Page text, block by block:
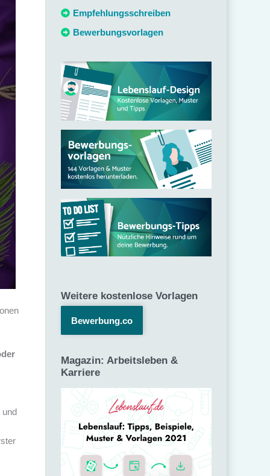
und
h
Empfehlungsschreiben
Bewerbungsvorlagen
Weitere kostenlose Vorlagen
Bewerbung.co
Magazin: Arbeitsleben &
Karriere